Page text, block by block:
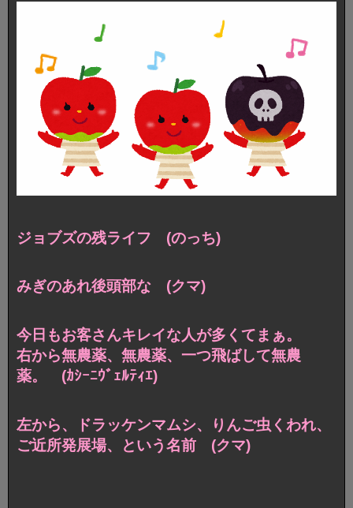
ジョブズの残ライフ (のっち)
みぎのあれ後頭部な (クマ)
今日もお客さんキレイな人が多くてまぁ。
右から無農薬、無農薬、一つ飛ばして無農
薬。 (ｶｼｰﾆｳﾞｪﾙﾃｨｴ)
左から、ドラッケンマムシ、りんご虫くわれ、
ご近所発展場、という名前 (クマ)